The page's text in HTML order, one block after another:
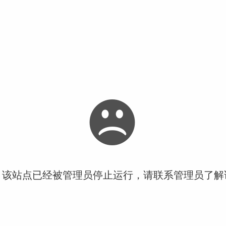
站点已经被管理员停止运行，请联系管理员了